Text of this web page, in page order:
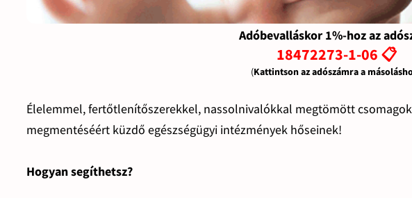
Adóbevalláskor 1%-hoz az
18472273-1-06 📋
(Kattintson az adószámra a
Élelemmel, fertőtlenítőszerekkel, nassolnivalókkal megtömött
megmentéséért küzdő egészségügyi intézmények hőseinek!
Hogyan segíthetsz?